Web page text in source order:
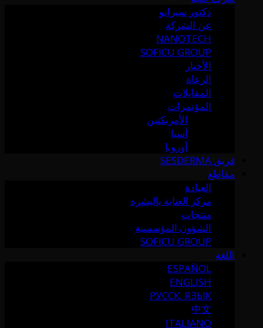
دكتور سيرانو
عن الشركة
NANOTECH
SOFICU GROUP
الأخبار
الرعاة
المقابلات
المؤتمرات
الأمريكتين
آسيا
أوروبا
فريق SESDERMA
مقاطع
العيادة
مركز العناية بالبشرة
منتجات
الشؤون المؤسسية
SOFICU GROUP
اللغة
ESPAÑOL
ENGLISH
РУССК. ЯЗЫК
中文
ITALIANO